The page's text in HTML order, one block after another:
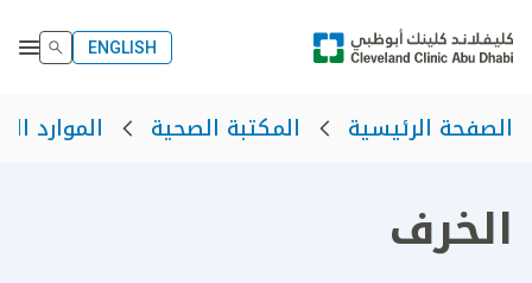
ENGLISH
الصفحة الرئيسية المكتبة الصحية الموارد
الخرف